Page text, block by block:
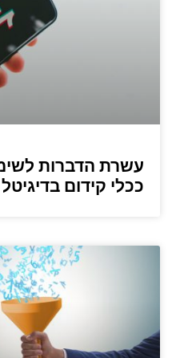
עשרת הדברות
ככלי קידום בדיגיטל